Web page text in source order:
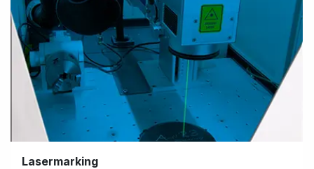
Lasermarking